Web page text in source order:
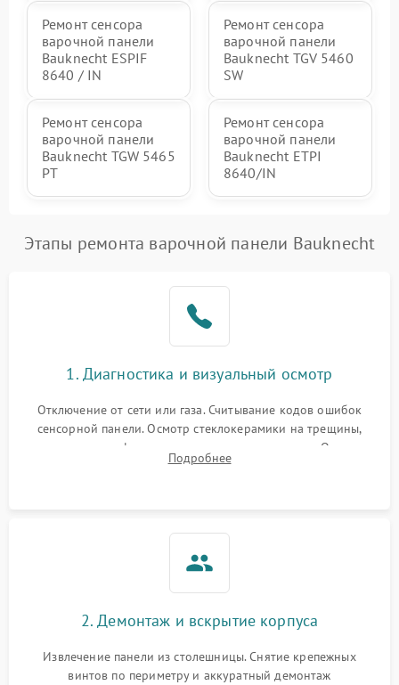
Ремонт сенсора
варочной панели
Bauknecht ESPIF
8640 / IN
Ремонт сенсора
варочной панели
Bauknecht TGV 5460
SW
Ремонт сенсора
варочной панели
Bauknecht TGW 5465
PT
Ремонт сенсора
варочной панели
Bauknecht ETPI
8640/IN
Этапы ремонта варочной панели Bauknecht
1. Диагностика и визуальный осмотр
Отключение от сети или газа. Считывание кодов ошибок
сенсорной панели. Осмотр стеклокерамики на трещины,
проверка конфорок на равномерность нагрева. Опрос
клиента о симптомах (не включается, не видит посуду,
Подробнее
2. Демонтаж и вскрытие корпуса
Извлечение панели из столешницы. Снятие крепежных
винтов по периметру и аккуратный демонтаж